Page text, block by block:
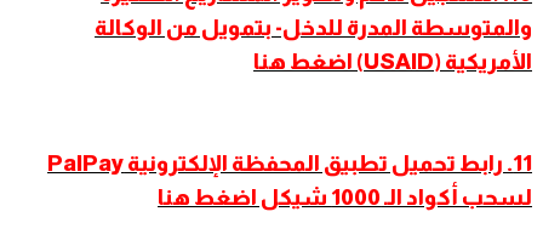
والمتوسطة المدرة للدخل- بتمويل من الوكالة
الأمريكية (USAID) اضغط هنا
11. رابط تحميل تطبيق المحفظة الإلكترونية PalPay
لسحب أكواد الـ 1000 شيكل اضغط هنا